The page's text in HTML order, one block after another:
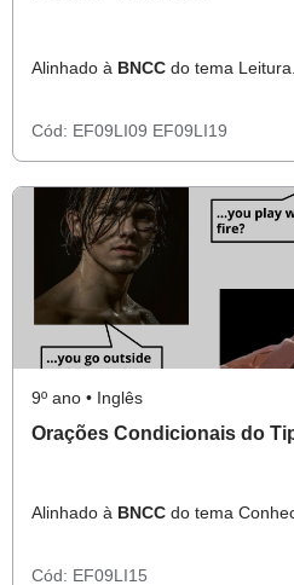
Alinhado à BNCC do tema Leitura.
Cód: EF09LI09 EF09LI19
9º ano • Inglês
Orações Condicionais do
Alinhado à BNCC do tema
Cód: EF09LI15